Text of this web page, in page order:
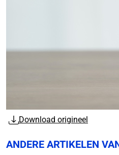
Download origineel
ANDERE ARTIKELEN